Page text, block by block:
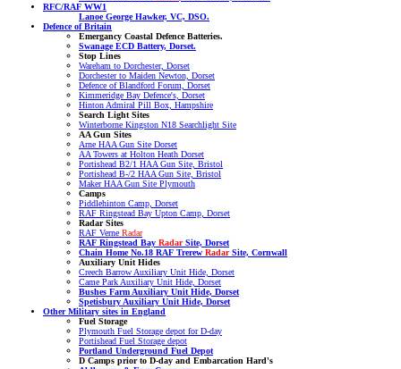
RFC/RAF WW1
Lanoe George Hawker, VC, DSO.
Defence of Britain
Emergancy Coastal Defence Batteries.
Swanage ECD Battery, Dorset.
Stop Lines
Wareham to Dorchester, Dorset
Dorchester to Maiden Newton, Dorset
Defence of Blandford Forum, Dorset
Kimmeridge Bay Defence's, Dorset
Hinton Admiral Pill Box, Hampshire
Search Light Sites
Winterborne Kingston N18 Searchlight Site
AA Gun Sites
Arne HAA Gun Site Dorset
AA Towers at Holton Heath Dorset
Portishead B2/1 HAA Gun Site, Bristol
Portishead B-/2 HAA Gun Site, Bristol
Maker HAA Gun Site Plymouth
Camps
Piddlehinton Camp, Dorset
RAF Ringstead Bay Upton Camp, Dorset
Radar Sites
RAF Verne Radar
RAF Ringstead Bay RadarSite, Dorset
Chain Home No.18 RAF Trerew RadarSite, Cornwall
Auxiliary Unit Hides
Creech Barrow Auxiliary Unit Hide, Dorset
Came Park Auxiliary Unit Hide, Dorset
Bushes Farm Auxiliary Unit Hide, Dorset
Spetisbury Auxiliary Unit Hide, Dorset
Other Military sites in England
Fuel Storage
Plymouth Fuel Storage depot for D-day
Portishead Fuel Storage depot
Portland Underground Fuel Depot
D Camps prior to D-day and Embarcation Hard's